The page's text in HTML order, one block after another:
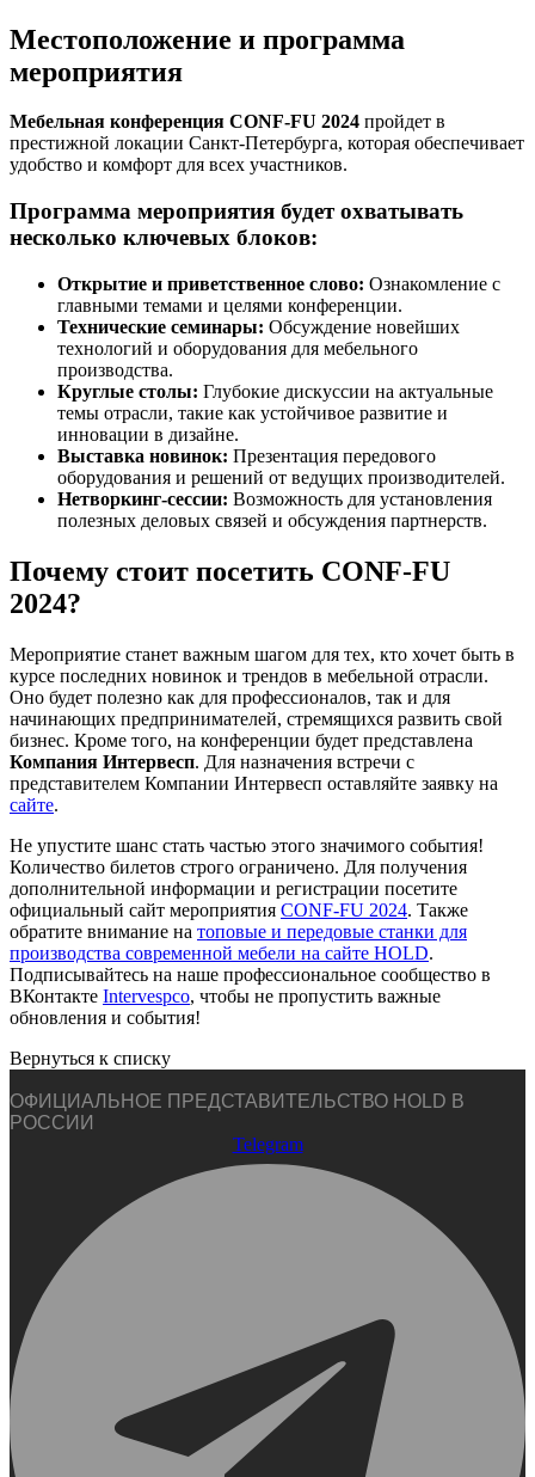
Местоположение и программа
мероприятия
Мебельная конференция CONF-FU 2024 пройдет в
престижной локации Санкт-Петербурга, которая обеспечивает
удобство и комфорт для всех участников.
Программа мероприятия будет охватывать
несколько ключевых блоков:
Открытие и приветственное слово: Ознакомление с
главными темами и целями конференции.
Технические семинары: Обсуждение новейших
технологий и оборудования для мебельного
производства.
Круглые столы: Глубокие дискуссии на актуальные
темы отрасли, такие как устойчивое развитие и
инновации в дизайне.
Выставка новинок: Презентация передового
оборудования и решений от ведущих производителей.
Нетворкинг-сессии: Возможность для установления
полезных деловых связей и обсуждения партнерств.
Почему стоит посетить CONF-FU
2024?
Мероприятие станет важным шагом для тех, кто хочет быть в
курсе последних новинок и трендов в мебельной отрасли.
Оно будет полезно как для профессионалов, так и для
начинающих предпринимателей, стремящихся развить свой
бизнес. Кроме того, на конференции будет представлена
Компания Интервесп. Для назначения встречи с
представителем Компании Интервесп оставляйте заявку на
сайте.
Не упустите шанс стать частью этого значимого события!
Количество билетов строго ограничено. Для получения
дополнительной информации и регистрации посетите
официальный сайт мероприятия CONF-FU 2024. Также
обратите внимание на топовые и передовые станки для
производства современной мебели на сайте HOLD.
Подписывайтесь на наше профессиональное сообщество в
ВКонтакте Intervespco, чтобы не пропустить важные
обновления и события!
Вернуться к списку
ОФИЦИАЛЬНОЕ ПРЕДСТАВИТЕЛЬСТВО HOLD В
РОССИИ
Telegram